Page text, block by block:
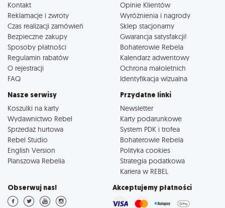
Kontakt
Reklamacje i zwroty
Czas realizacji zamówień
Bezpieczne zakupy
Sposoby płatności
Regulamin rabatów
O rejestracji
FAQ
Opinie Klientów
Wyróżnienia i nagrody
Sklep stacjonarny
Gwarancja satysfakcji!
Bohaterowie Rebela
Kalendarz adwentowy
Ochrona małoletnich
Identyfikacja wizualna
Nasze serwisy
Koszulki na karty
Wydawnictwo Rebel
Sprzedaż hurtowa
Rebel Studio
English Version
Planszowa Rebelia
Przydatne linki
Newsletter
Karty podarunkowe
System PDK i trofea
Bohaterowie Rebela
Polityka cookies
Strategia podatkowa
Kariera w REBEL
Obserwuj nas! Akceptujemy płatności